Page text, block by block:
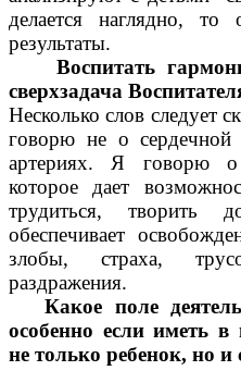
делается наглядно,
результаты.
Воспитать
сверхзадача
Несколько слов следует
говорю не о
артериях. Я говорю о
которое дает
трудиться, творить
обеспечивает
злобы, страха,
раздражения.
Какое поле
особенно если иметь в
не только ребенок, но и